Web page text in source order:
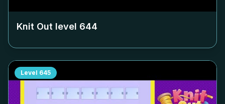
Knit Out level 644
Level 645